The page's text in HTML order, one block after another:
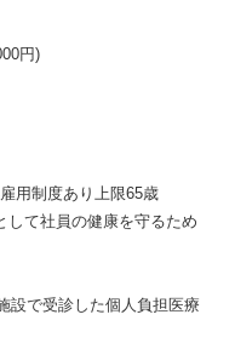
円)
用制度あり上限65歳
して社員の健康を守るため
設で受診した個人負担医療